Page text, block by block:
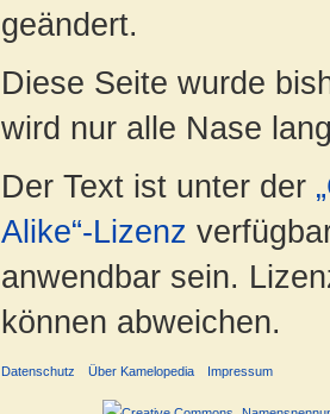
geändert.
Diese Seite wurde
wird nur alle Nase
Der Text ist unter der
Alike“-Lizenz
anwendbar sein.
können abweichen.
Datenschutz Über Kamelopedia Impressum